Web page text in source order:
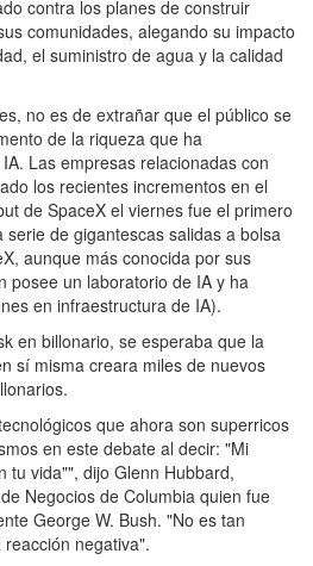
contra los planes de construir
comunidades, alegando su impacto
el suministro de agua y la calidad
no es de extrañar que el público se
de la riqueza que ha
Las empresas relacionadas con
los recientes incrementos en el
de SpaceX el viernes fue el primero
de gigantescas salidas a bolsa
aunque más conocida por sus
posee un laboratorio de IA y ha
en infraestructura de IA).
en billonario, se esperaba que la
sí misma creara miles de nuevos
que ahora son superricos
en este debate al decir: "Mi
tu vida"", dijo Glenn Hubbard,
Negocios de Columbia quien fue
George W. Bush. "No es tan
negativa".